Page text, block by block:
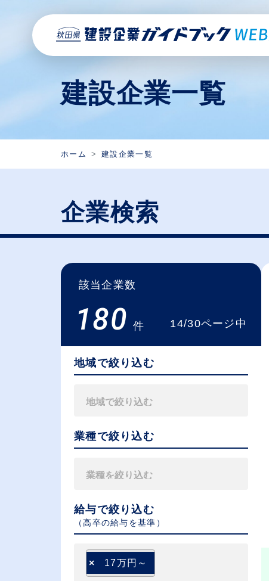
建設企業一覧
ホーム 建設企業一覧
企業検索
該当企業数
180 件 14/30ページ中
地域で絞り込む
業種で絞り込む
給与で絞り込む
（⾼卒の給与を基準）
× 17万円～